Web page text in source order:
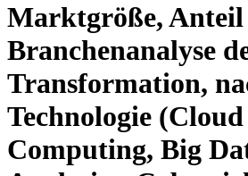
Marktgröße,
Branchenanalyse
Transformation,
Technologie (Cloud
Computing, Big